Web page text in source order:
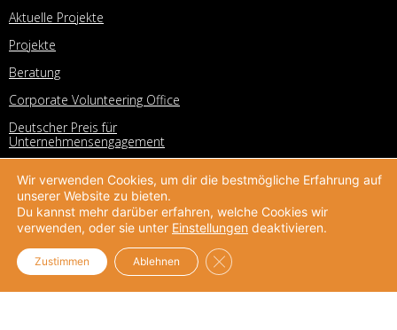
Aktuelle Projekte
Projekte
Beratung
Corporate Volunteering Office
Deutscher Preis für
Unternehmensengagement
Unternehmensengagement
UPJ-Netzwerk
Unternehmensnetzwerk
Netzwerk
Mitglieder
Wir verwenden Cookies, um dir die bestmögliche Erfahrung auf
unserer Website zu bieten.
Du kannst mehr darüber erfahren, welche Cookies wir
verwenden, oder sie unter Einstellungen deaktivieren.
Zustimmen Ablehnen GDPR Cookie-Banner